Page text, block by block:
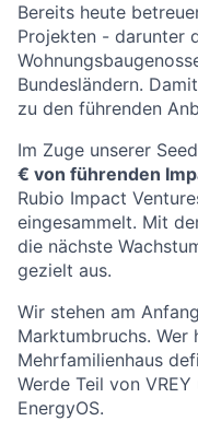
Bereits heute
Projekten - darunter
Bundesländern.
zu den führenden
Im Zuge unserer
€ von führenden
Rubio Impact
eingesammelt. Mit
die nächste
gezielt aus.
Wir stehen am
Marktumbruchs.
Mehrfamilienhaus
Werde Teil von
EnergyOS.